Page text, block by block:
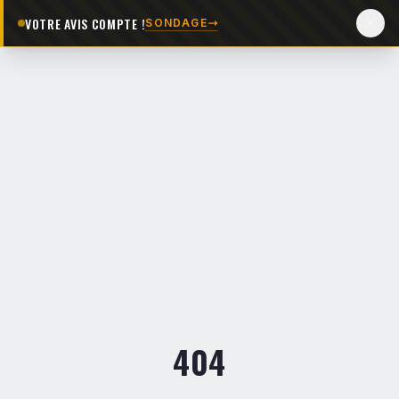
VOTRE AVIS COMPTE !SONDAGE
404